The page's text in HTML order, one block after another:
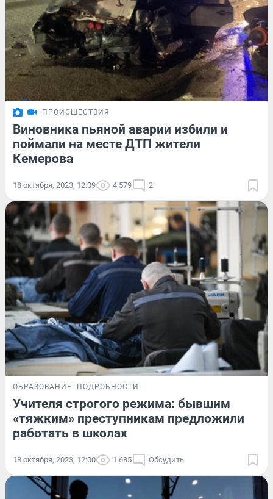
ПРОИСШЕСТВИЯ
Виновника пьяной аварии избили и
поймали на месте ДТП жители
Кемерова
18 октября, 2023, 12:09 4 579 2
ОБРАЗОВАНИЕ ПОДРОБНОСТИ
Учителя строгого режима: бывшим
«тяжким» преступникам предложили
работать в школах
18 октября, 2023, 12:00 1 685 Обсудить